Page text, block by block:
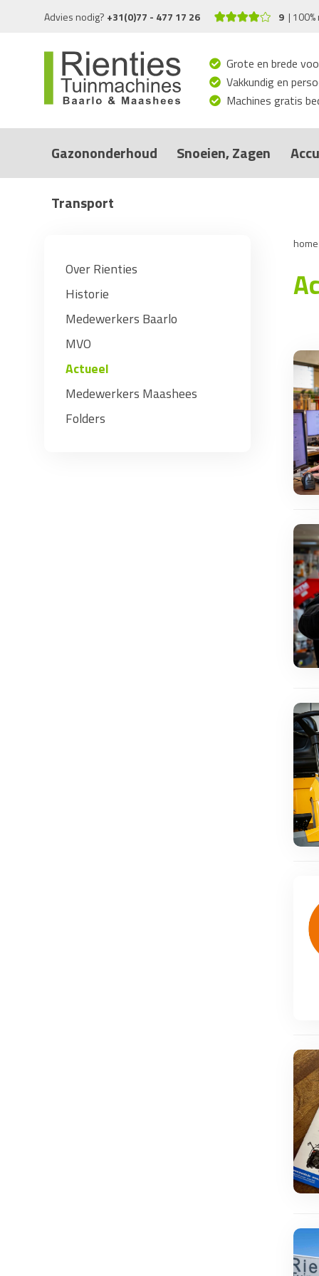
Advies nodig? +31(0)77 - 477 17 26 9
Grote en brede
Vakkundig en
Machines gratis
Gazononderhoud Snoeien, Zagen
Transport
home
Over Rienties
Historie
Medewerkers Baarlo
MVO
Actueel
Medewerkers Maashees
Folders